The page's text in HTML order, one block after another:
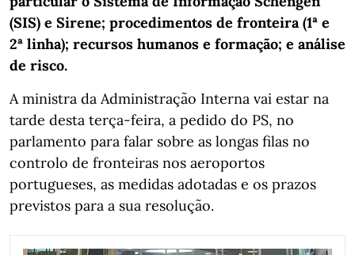
(SIS) e Sirene; procedimentos de fronteira (1ª e
2ª linha); recursos humanos e formação; e análise
de risco.
A ministra da Administração Interna vai estar na
tarde desta terça-feira, a pedido do PS, no
parlamento para falar sobre as longas filas no
controlo de fronteiras nos aeroportos
portugueses, as medidas adotadas e os prazos
previstos para a sua resolução.